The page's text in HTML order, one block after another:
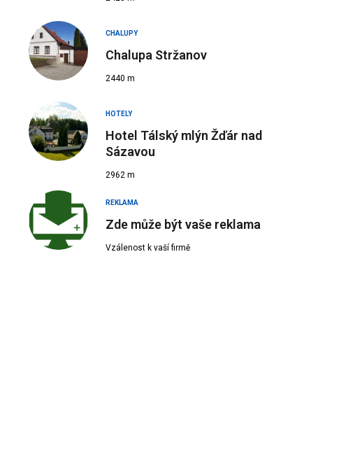
Autor / Zdroj: vagonpolnicka.cz
CHALUPY
Chalupa Stržanov
2440 m
HOTELY
Hotel Tálský mlýn Žďár nad
Sázavou
2962 m
REKLAMA
Zde může být vaše reklama
Vzálenost k vaší firmě